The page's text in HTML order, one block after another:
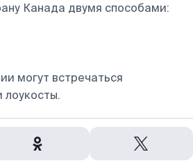
Канада двумя способами:
могут встречаться
лоукосты.